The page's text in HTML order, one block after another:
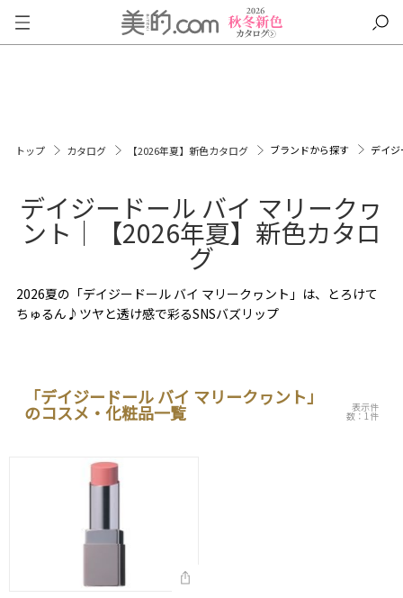
トップ カタログ 【2026年夏】新色カタログ ブランドから探す デイ
デイジードール バイ マリークヮ
ント｜【2026年夏】新色カタロ
グ
2026夏の「デイジードール バイ マリークヮント」は、とろけて
ちゅるん♪ツヤと透け感で彩るSNSバズリップ
「デイジードール バイ マリークヮント」
のコスメ・化粧品一覧 表示件
数：1件